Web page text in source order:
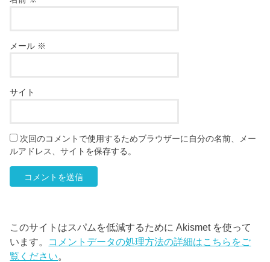
メール ※
サイト
次回のコメントで使用するためブラウザーに自分の名前、メー
ルアドレス、サイトを保存する。
このサイトはスパムを低減するために Akismet を使って
います。 コメントデータの処理方法の詳細はこちらをご
覧ください。